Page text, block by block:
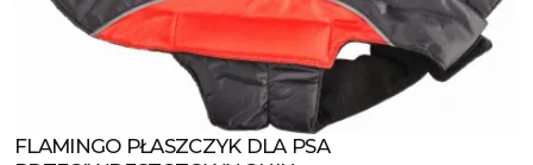
Zobacz produkt
FLAMINGO PŁASZCZYK DLA PSA